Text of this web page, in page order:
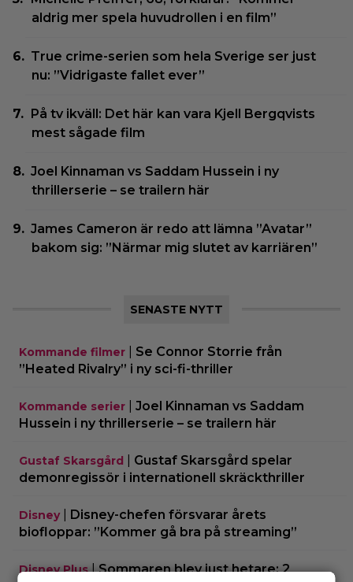
aldrig mer spela huvudrollen i en film”
True crime-serien som hela Sverige ser just
nu: ”Vidrigaste fallet ever”
På tv ikväll: Det här kan vara Kjell Bergqvists
mest sågade film
Joel Kinnaman vs Saddam Hussein i ny
thrillerserie – se trailern här
James Cameron är redo att lämna ”Avatar”
bakom sig: ”Närmar mig slutet av karriären”
SENASTE NYTT
Kommande filmer
Se Connor Storrie från
”Heated Rivalry” i ny sci-fi-thriller
Kommande serier
Joel Kinnaman vs Saddam
Hussein i ny thrillerserie – se trailern här
Gustaf Skarsgård
Gustaf Skarsgård spelar
demonregissör i internationell skräckthriller
Disney|
Disney-chefen försvarar årets
biofloppar: ”Kommer gå bra på streaming”
Disney Plus|Sommaren blev just hetare: 2